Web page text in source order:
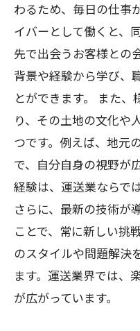
わるため、毎日の仕事
イバーとして働くと、
先で出会うお客様との
背景や経験から学び、
とができます。 また
り、その土地の文化や
つです。例えば、地元
で、自分自身の視野が
経験は、運送業ならで
さらに、最新の技術が
ことで、常に新しい挑
のスタイルや問題解決
ます。運送業界では、
が広がっています。